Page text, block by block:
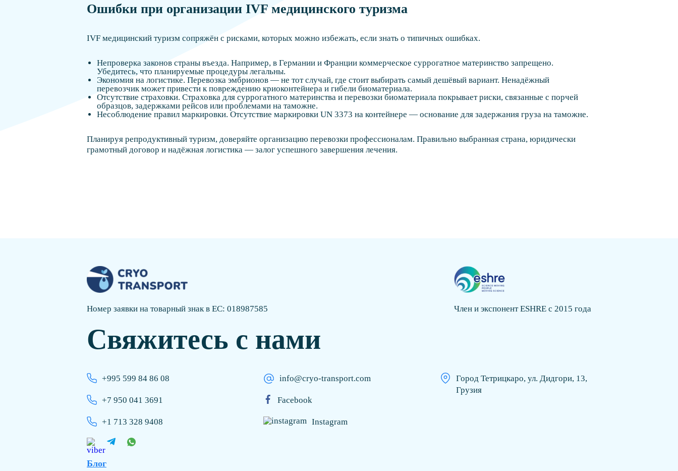
Ошибки при организации IVF медицинского туризма
IVF медицинский туризм сопряжён с рисками, которых можно избежать, если знать о типичных ошибках.
Непроверка законов страны въезда. Например, в Германии и Франции коммерческое суррогатное материнство запрещено.
Убедитесь, что планируемые процедуры легальны.
Экономия на логистике. Перевозка эмбрионов — не тот случай, где стоит выбирать самый дешёвый вариант. Ненадёжный
перевозчик может привести к повреждению криоконтейнера и гибели биоматериала.
Отсутствие страховки. Страховка для суррогатного материнства и перевозки биоматериала покрывает риски, связанные с порчей
образцов, задержками рейсов или проблемами на таможне.
Несоблюдение правил маркировки. Отсутствие маркировки UN 3373 на контейнере — основание для задержания груза на таможне.
Планируя репродуктивный туризм, доверяйте организацию перевозки профессионалам. Правильно выбранная страна, юридически
грамотный договор и надёжная логистика — залог успешного завершения лечения.
Номер заявки на товарный знак в ЕС: 018987585 Член и экспонент ESHRE с 2015 года
Свяжитесь с нами
+995 599 84 86 08
+7 950 041 3691
+1 713 328 9408
info@cryo-transport.com
Facebook
Instagram
Город Тетрицкаро, ул. Дидгори, 13,
Грузия
Блог